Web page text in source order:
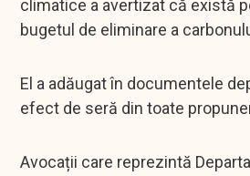
climatice a avertizat că există
bugetul de eliminare a
El a adăugat în documentele
efect de seră din toate
Avocații care reprezintă